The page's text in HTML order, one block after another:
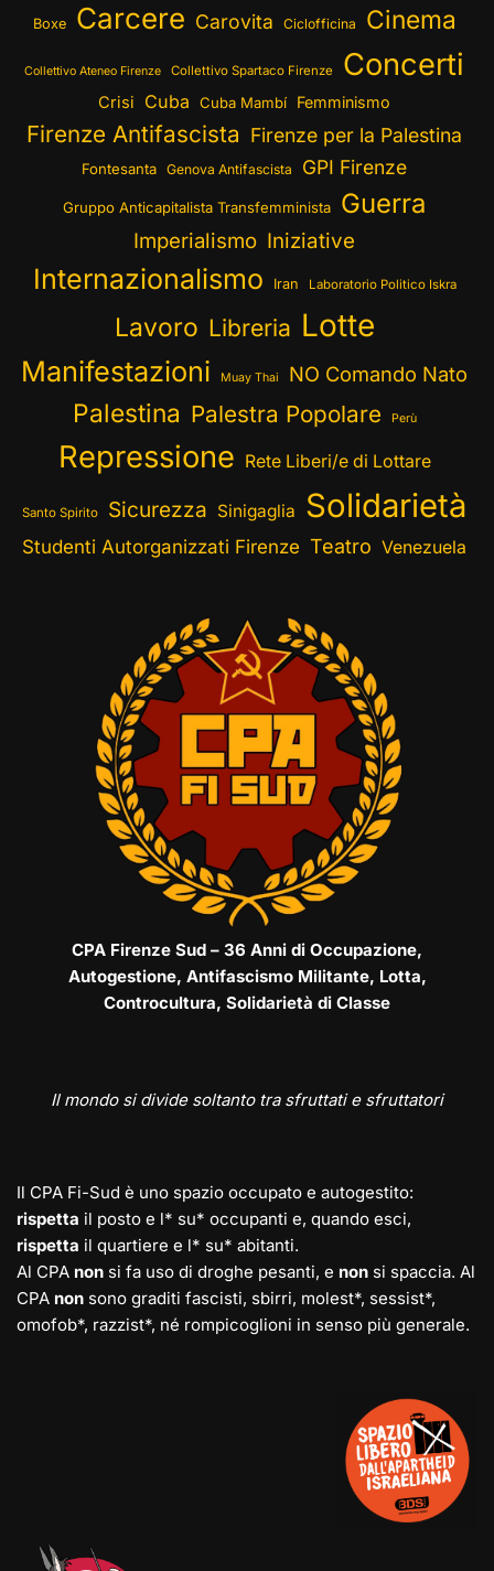
Boxe Carcere Carovita Ciclofficina Cinema
Collettivo Ateneo Firenze Collettivo Spartaco Firenze Concerti
Crisi Cuba Cuba Mambí Femminismo
Firenze Antifascista Firenze per la Palestina
Fontesanta Genova Antifascista GPI Firenze
Gruppo Anticapitalista Transfemminista Guerra
Imperialismo Iniziative
Internazionalismo Iran Laboratorio Politico Iskra
Lavoro Libreria Lotte
Manifestazioni Muay Thai NO Comando Nato
Palestina Palestra Popolare Perù
Repressione Rete Liberi/e di Lottare
Santo Spirito Sicurezza Sinigaglia Solidarietà
Studenti Autorganizzati Firenze Teatro Venezuela
CPA Firenze Sud – 36 Anni di Occupazione,
Autogestione, Antifascismo Militante, Lotta,
Controcultura, Solidarietà di Classe
Il mondo si divide soltanto tra sfruttati e sfruttatori
Il CPA Fi-Sud è uno spazio occupato e autogestito:
rispetta il posto e l* su* occupanti e, quando esci,
rispetta il quartiere e l* su* abitanti.
Al CPA non si fa uso di droghe pesanti, e non si spaccia. Al
CPA non sono graditi fascisti, sbirri, molest*, sessist*,
omofob*, razzist*, né rompicoglioni in senso più generale.